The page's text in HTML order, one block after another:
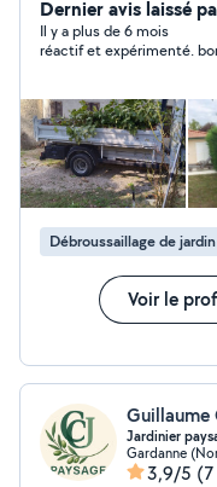
Dernier avis laissé
Il y a plus de 6 mois
Débroussaillage de jardin
Voir le
Jardinier
Gardanne
3,9/5